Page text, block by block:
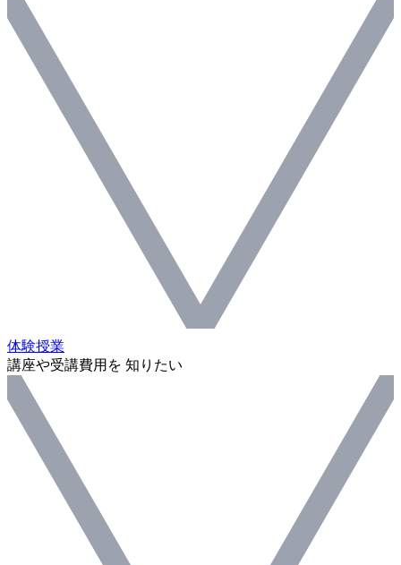
体験授業
講座や受講費用を 知りたい